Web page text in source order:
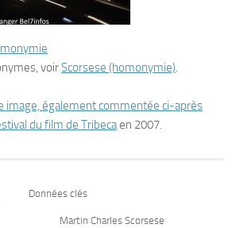
voirScorsese (homonymie).
du film de Tribecaen 2007.
Données clés
Martin Charles Scorsese